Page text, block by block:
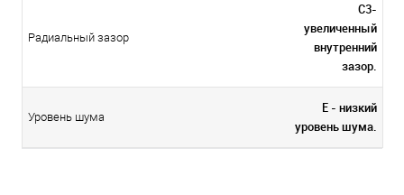
Радиальный зазор
C3-
увеличенный
внутренний
зазор.
Уровень шума
E - низкий
уровень шума.